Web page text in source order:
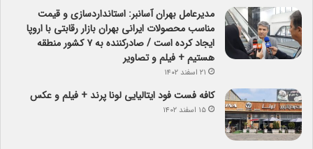
مدیرعامل بهران آسانبر: استانداردسازی و قیمت
مناسب محصولات ایرانی بهران بازار رقابتی با اروپا
ایجاد کرده است / صادرکننده به ۷ کشور منطقه
هستیم + فیلم و تصاویر
۲۱ اسفند ۱۴۰۲
کافه فست فود ایتالیایی لونا پرند + فیلم و عکس
۱۵ اسفند ۱۴۰۲